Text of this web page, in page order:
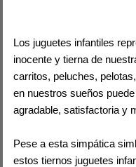
Los juguetes infantiles
inocente y tierna de
carritos, peluches,
en nuestros sueños
agradable, satisfactoria y
Pese a esta simpática
estos tiernos juguetes